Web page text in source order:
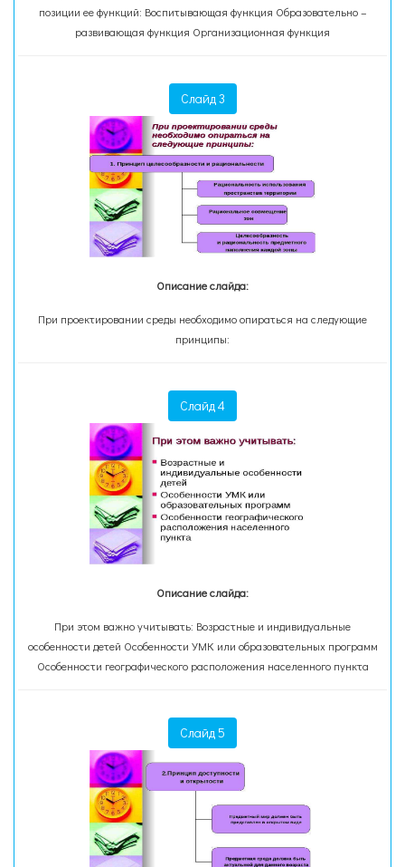
позиции ее функций: Воспитывающая функция Образовательно –
развивающая функция Организационная функция
Слайд 3
Описание слайда:
При проектировании среды необходимо опираться на следующие
принципы:
Слайд 4
Описание слайда:
При этом важно учитывать: Возрастные и индивидуальные
особенности детей Особенности УМК или образовательных программ
Особенности географического расположения населенного пункта
Слайд 5